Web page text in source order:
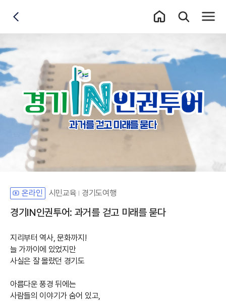
통합검색 레이
전체
뒤로가기
온라인 시민교육 경기도여행
경기IN인권투어: 과거를 걷고 미래를 묻다
지리부터 역사, 문화까지!
늘 가까이에 있었지만
사실은 잘 몰랐던 경기도
아름다운 풍경 뒤에는
사람들의 이야기가 숨어 있고,